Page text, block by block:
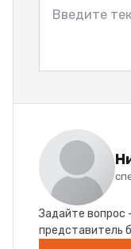
Задайте вопрос
представитель